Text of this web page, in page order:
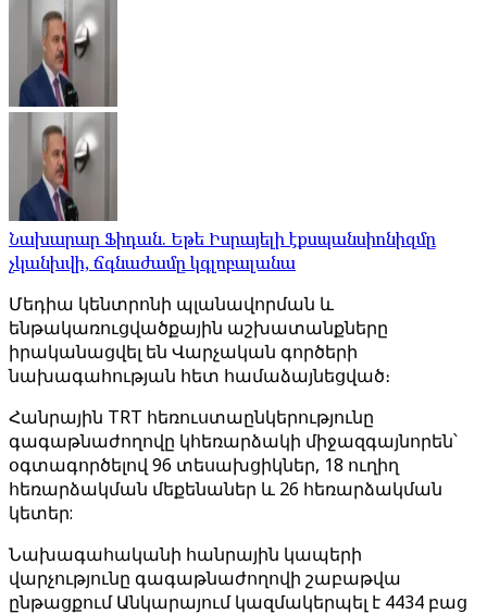
Նախարար Ֆիդան. Եթե Իսրայելի էքսպանսիոնիզմը
չկանխվի, ճգնաժամը կգլոբալանա
Մեդիա կենտրոնի պլանավորման և
ենթակառուցվածքային աշխատանքները
իրականացվել են Վարչական գործերի
նախագահության հետ համաձայնեցված։
Հանրային TRT հեռուստաընկերությունը
գագաթնաժողովը կհեռարձակի միջազգայնորեն՝
օգտագործելով 96 տեսախցիկներ, 18 ուղիղ
հեռարձակման մեքենաներ և 26 հեռարձակման
կետեր:
Նախագահականի հանրային կապերի
վարչությունը գագաթնաժողովի շաբաթվա
ընթացքում Անկարայում կազմակերպել է 4434 բաց